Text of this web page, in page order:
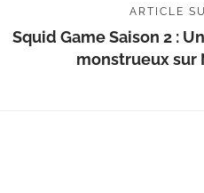
ARTICLE
Squid Game Saison 2 :
monstrueux sur